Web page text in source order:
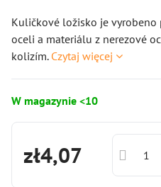
Kuličkové ložisko je
oceli a materiálu z nerezové
kolizím. Czytaj więcej
W magazynie <10
zł4,07